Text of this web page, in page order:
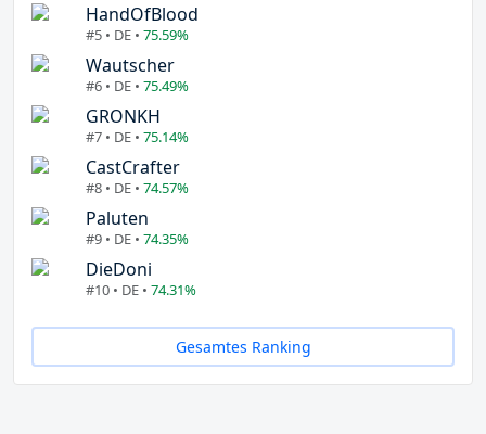
HandOfBlood
#5 • DE • 75.59%
Wautscher
#6 • DE • 75.49%
GRONKH
#7 • DE • 75.14%
CastCrafter
#8 • DE • 74.57%
Paluten
#9 • DE • 74.35%
DieDoni
#10 • DE • 74.31%
Gesamtes Ranking